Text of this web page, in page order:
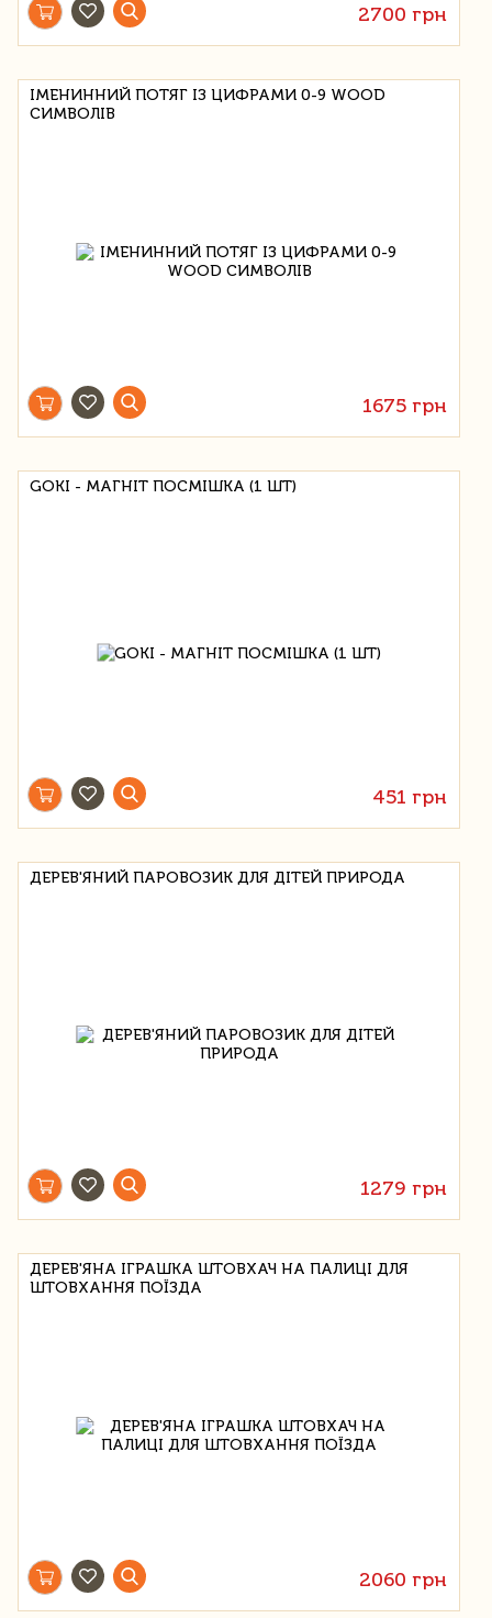
2700 грн
ІМЕНИННИЙ ПОТЯГ ІЗ ЦИФРАМИ 0-9 WOOD
СИМВОЛІВ
1675 грн
GOKI - МАГНІТ ПОСМІШКА (1 ШТ)
451 грн
ДЕРЕВ'ЯНИЙ ПАРОВОЗИК ДЛЯ ДІТЕЙ ПРИРОДА
1279 грн
ДЕРЕВ'ЯНА ІГРАШКА ШТОВХАЧ НА ПАЛИЦІ ДЛЯ
ШТОВХАННЯ ПОЇЗДА
2060 грн